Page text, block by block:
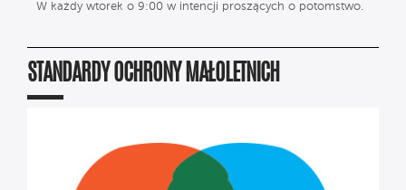
W każdy wtorek o 9:00 w intencji proszących o potomstwo.
STANDARDY OCHRONY MAŁOLETNICH